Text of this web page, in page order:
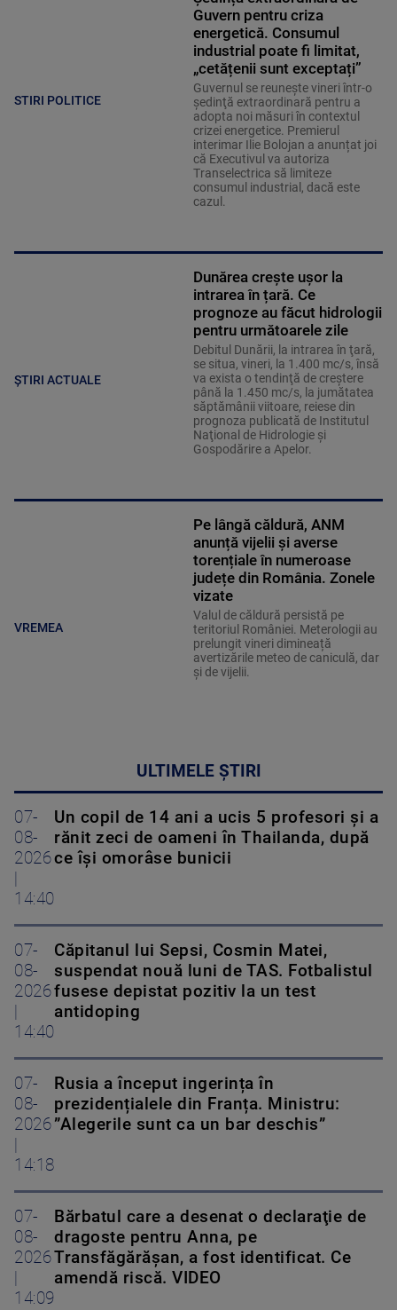
STIRI POLITICE
Guvern pentru criza
energetică. Consumul
industrial poate fi limitat,
„cetățenii sunt exceptați”
Guvernul se reuneşte vineri într-o
şedinţă extraordinară pentru a
adopta noi măsuri în contextul
crizei energetice. Premierul
interimar Ilie Bolojan a anunțat joi
că Executivul va autoriza
Transelectrica să limiteze
consumul industrial, dacă este
cazul.
ȘTIRI ACTUALE
Dunărea crește ușor la
intrarea în țară. Ce
prognoze au făcut hidrologii
pentru următoarele zile
Debitul Dunării, la intrarea în ţară,
se situa, vineri, la 1.400 mc/s, însă
va exista o tendinţă de creştere
până la 1.450 mc/s, la jumătatea
săptămânii viitoare, reiese din
prognoza publicată de Institutul
Naţional de Hidrologie şi
Gospodărire a Apelor.
VREMEA
Pe lângă căldură, ANM
anunță vijelii și averse
torențiale în numeroase
județe din România. Zonele
vizate
Valul de căldură persistă pe
teritoriul României. Meterologii au
prelungit vineri dimineață
avertizările meteo de caniculă, dar
și de vijelii.
ULTIMELE ȘTIRI
07-
08-
2026
14:40
Un copil de 14 ani a ucis 5 profesori și a
rănit zeci de oameni în Thailanda, după
ce își omorâse bunicii
07-
08-
2026
14:40
Căpitanul lui Sepsi, Cosmin Matei,
suspendat nouă luni de TAS. Fotbalistul
fusese depistat pozitiv la un test
antidoping
07-
08-
2026
14:18
Rusia a început ingerința în
prezidențialele din Franța. Ministru:
”Alegerile sunt ca un bar deschis”
07-
08-
2026
14:09
Bărbatul care a desenat o declaraţie de
dragoste pentru Anna, pe
Transfăgărăşan, a fost identificat. Ce
amendă riscă. VIDEO